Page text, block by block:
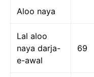
Aloo naya
Lal aloo
naya darja-
e-awal
69